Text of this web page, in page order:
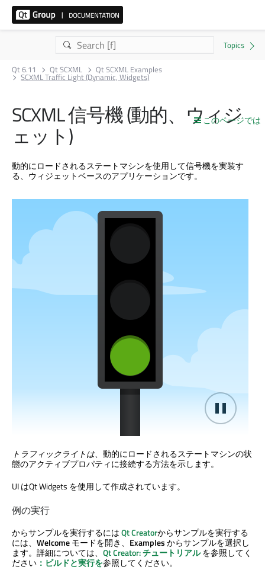
Qt 6.11 Qt SCXML Qt SCXML Examples
SCXML Traffic Light (Dynamic, Widgets)
このページでは
SCXML 信号機 (動的、ウィジ
ェット)
動的にロードされるステートマシンを使用して信号機を実装す
る、ウィジェットベースのアプリケーションです。
トラフィックライトは、動的にロードされるステートマシンの状
態のアクティブプロパティに接続する方法を示します。
UI はQt Widgets を使用して作成されています。
例の実行
からサンプルを実行するにはQt Creatorからサンプルを実行する
には、 Welcomeモードを開き、 Examplesからサンプルを選択し
ます。詳細については、 Qt Creator:チュートリアルを参照してく
ださい ：ビルドと実行を参照してください。